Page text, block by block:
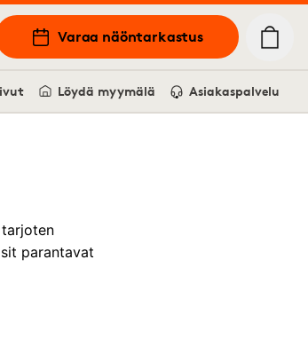
Varaa näöntarkastus
Löydä myymälä Asiakaspalvelu
parantavat